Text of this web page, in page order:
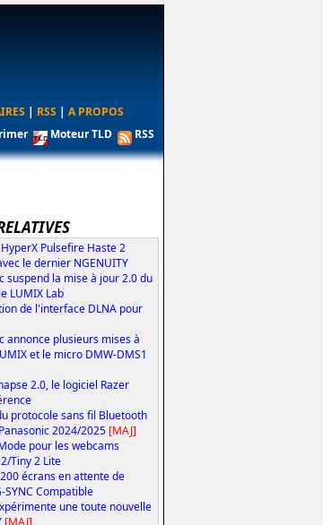
| RSS | A PROPOS
Moteur TLD RSS
Pulsefire Haste 2
le dernier NGENUITY
suspend la mise à jour 2.0 du
LUMIX Lab
de l'interface DLNA pour
annonce plusieurs mises à
et le micro DMW-DMS1
2.0, le logiciel Razer
protocole sans fil Bluetooth
2024/2025 [MAJ]
pour les webcams
Tiny 2 Lite
écrans en attente de
Compatible
une toute nouvelle
[MAJ]